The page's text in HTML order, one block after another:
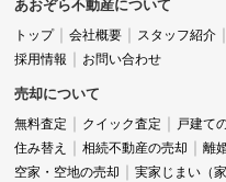
あおぞら不動産について
トップ 会社概要 スタッフ紹介
採用情報
お問い合わせ
売却について
無料査定 クイック査定 戸建て
住み替え
相続不動産の売却 離
空家・空地の売却
実家じまい（家